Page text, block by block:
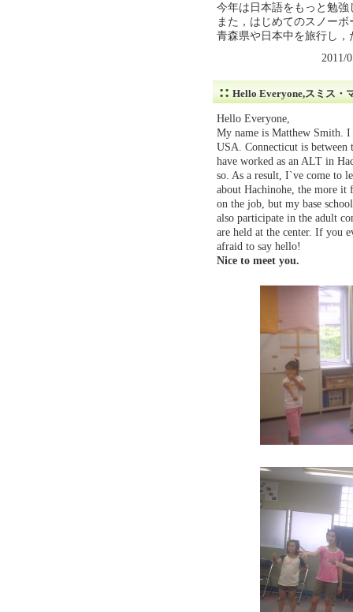
今年は日本語をもっと勉強
また，はじめてのスノー
青森県や日本中を旅行し
2011/
Hello Everyone,スミス・
Hello Everyone,
My name is Matthew Smith. I
USA. Connecticut is
have worked as an ALT in
so. As a result, I`ve come to
about Hachinohe, the more
on the job, but my base
also participate in the adult
are held at the center. If you
afraid to say hello!
Nice to meet you.